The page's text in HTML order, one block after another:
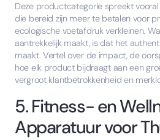
Deze productcategorie spreekt
die bereid zijn meer te betalen voor
ecologische voetafdruk verkleinen.
aantrekkelijk maakt, is dat het
maakt. Vertel over de impact, de
hoe elk product bijdraagt aan een
vergroot klantbetrokkenheid en
5. Fitness- en
Apparatuur voor